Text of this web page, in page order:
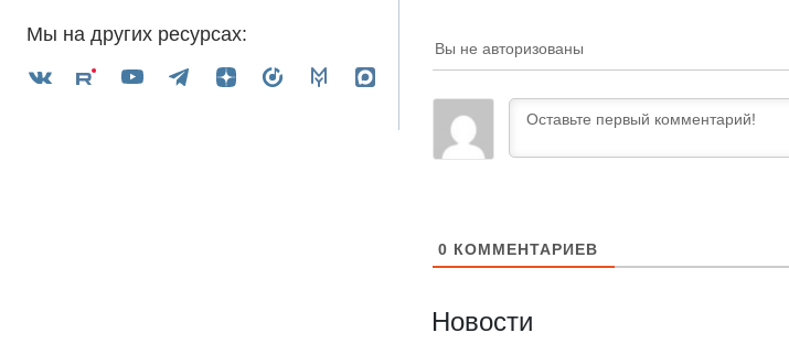
Мы на других ресурсах:
Вы не авторизованы
0 КОММЕНТАРИЕВ
Новости